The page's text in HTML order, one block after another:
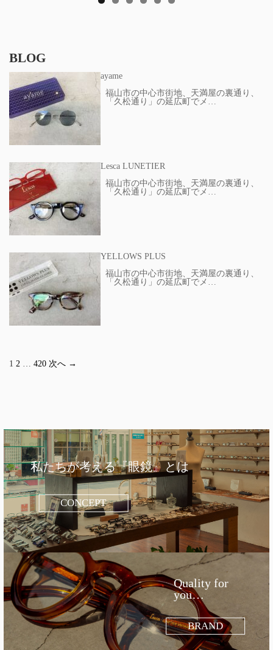
BLOG
ayame
福山市の中心市街地、天満屋の裏通り、
「久松通り」の延広町でメ…
Lesca LUNETIER
福山市の中心市街地、天満屋の裏通り、
「久松通り」の延広町でメ…
YELLOWS PLUS
福山市の中心市街地、天満屋の裏通り、
「久松通り」の延広町でメ…
1 2 … 420 次へ →
私たちが考える『眼鏡』とは
CONCEPT
Quality for
you…
BRAND